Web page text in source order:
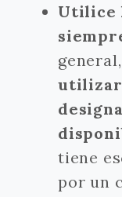
Utilice
utilizar
tiene
por un